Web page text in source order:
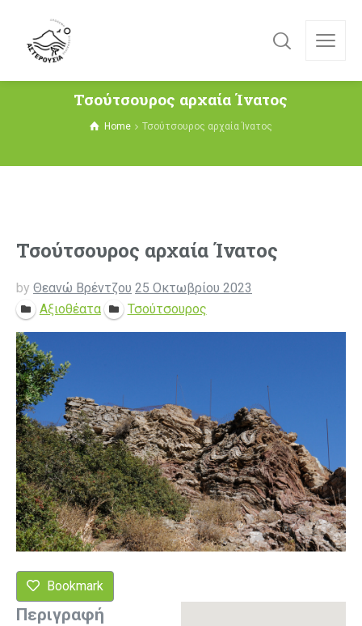
Τσούτσουρος αρχαία Ίνατος
Home Τσούτσουρος αρχαία Ίνατος
Τσούτσουρος αρχαία Ίνατος
by Θεανώ Βρέντζου 25 Οκτωβρίου 2023
Αξιοθέατα
Τσούτσουρος
Bookmark
Περιγραφή